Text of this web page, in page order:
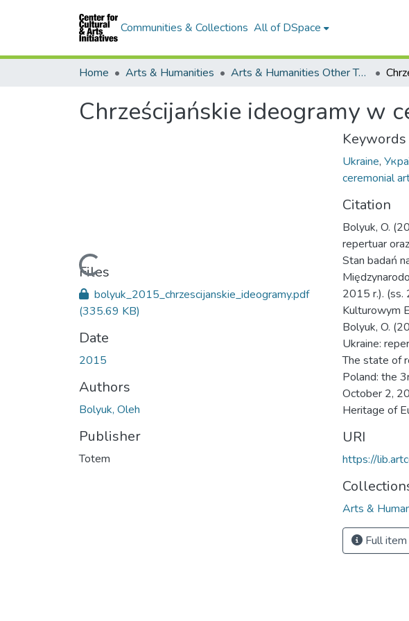
Communities & Collections All of DSpace
Home Arts & Humanities Arts & Humanities Other Topics
Chrześcijańskie ideogramy w
Loading...
Files
bolyuk_2015_chrzescijanskie_ideogramy.pdf
(335.69 KB)
Date
2015
Authors
Bolyuk, Oleh
Publisher
Totem
Keywords
Ukraine,
ceremonial
Citation
Bolyuk, O.
repertuar
Stan badań
2015 r.). (ss.
Kulturowym
Bolyuk, O.
Ukraine:
The state of
Poland: the
October 2,
Heritage of
URI
https://
Arts &
Full